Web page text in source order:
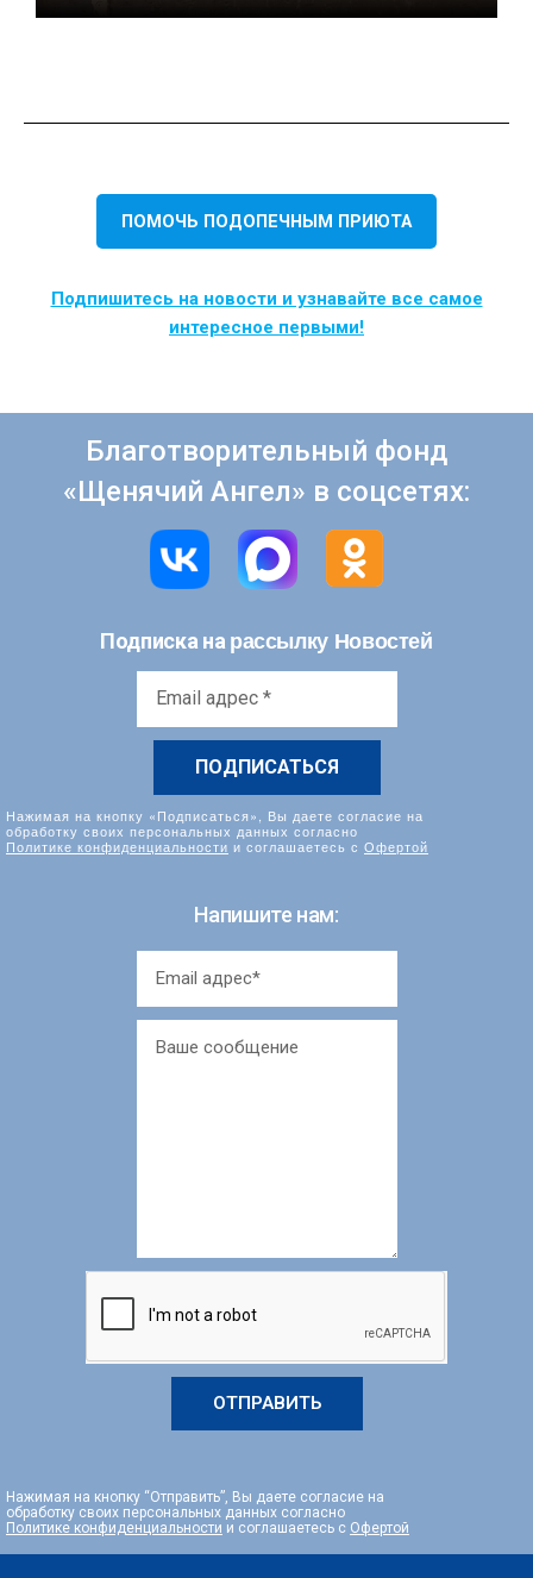
ПОМОЧЬ ПОДОПЕЧНЫМ ПРИЮТА
Подпишитесь на новости и узнавайте все самое
интересное первыми!
Благотворительный фонд
«Щенячий Ангел» в соцсетях:
Подписка на рассылку Новостей
Нажимая на кнопку «Подписаться», Вы даете согласие на
обработку своих персональных данных согласно
Политике конфиденциальности и соглашаетесь с Офертой
Напишите нам:
ОТПРАВИТЬ
Нажимая на кнопку “Отправить”, Вы даете согласие на
обработку своих персональных данных согласно
Политике конфиденциальности и соглашаетесь с Офертой